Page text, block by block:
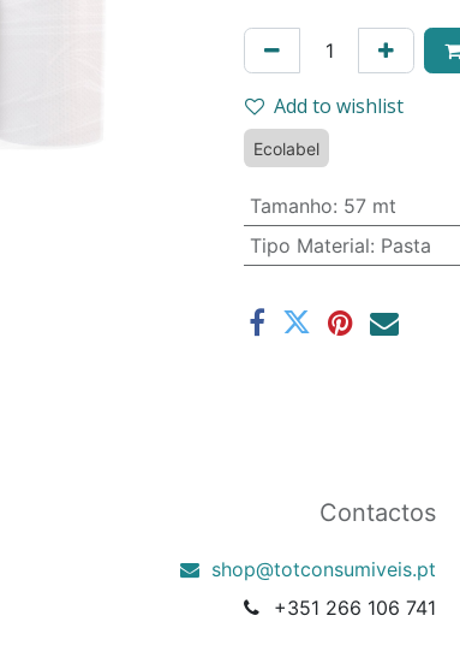
Add to wishlist
Ecolabel
Tamanho: 57 mt
Tipo Material: Pasta
Contactos
shop@totconsumiveis.pt
+351 266 106 741